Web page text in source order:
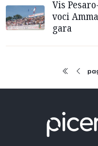
Vis
voci
gara